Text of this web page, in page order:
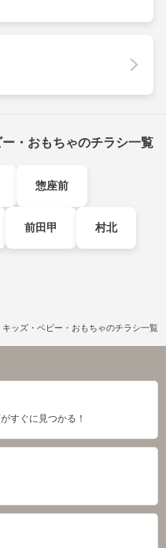
・おもちゃのチラシ一覧
惣座前
前田甲 村北
キッズ・ベビー・おもちゃのチラシ一覧
すぐに見つかる！